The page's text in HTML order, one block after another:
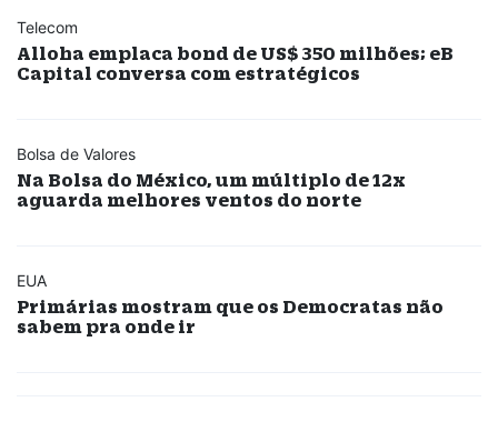
Telecom
Alloha emplaca bond de US$ 350 milhões; eB
Capital conversa com estratégicos
Bolsa de Valores
Na Bolsa do México, um múltiplo de 12x
aguarda melhores ventos do norte
EUA
Primárias mostram que os Democratas não
sabem pra onde ir